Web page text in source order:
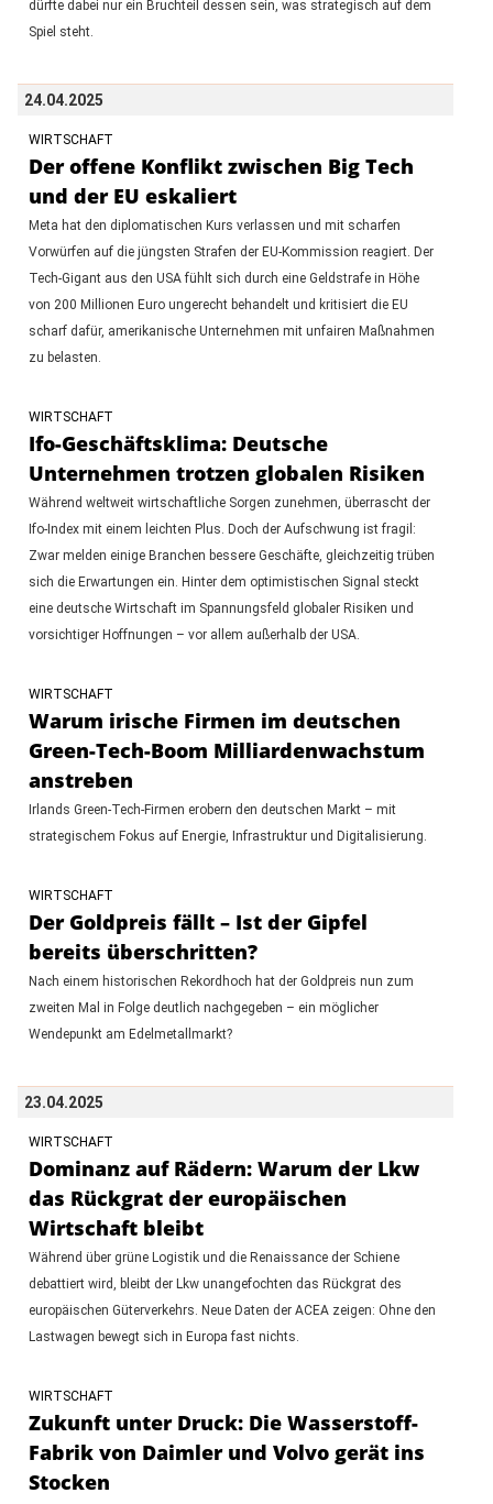
dürfte dabei nur ein Bruchteil dessen sein, was strategisch auf dem
Spiel steht.
24.04.2025
WIRTSCHAFT
Der offene Konflikt zwischen Big Tech
und der EU eskaliert
Meta hat den diplomatischen Kurs verlassen und mit scharfen
Vorwürfen auf die jüngsten Strafen der EU-Kommission reagiert. Der
Tech-Gigant aus den USA fühlt sich durch eine Geldstrafe in Höhe
von 200 Millionen Euro ungerecht behandelt und kritisiert die EU
scharf dafür, amerikanische Unternehmen mit unfairen Maßnahmen
zu belasten.
WIRTSCHAFT
Ifo-Geschäftsklima: Deutsche
Unternehmen trotzen globalen Risiken
Während weltweit wirtschaftliche Sorgen zunehmen, überrascht der
Ifo-Index mit einem leichten Plus. Doch der Aufschwung ist fragil:
Zwar melden einige Branchen bessere Geschäfte, gleichzeitig trüben
sich die Erwartungen ein. Hinter dem optimistischen Signal steckt
eine deutsche Wirtschaft im Spannungsfeld globaler Risiken und
vorsichtiger Hoffnungen – vor allem außerhalb der USA.
WIRTSCHAFT
Warum irische Firmen im deutschen
Green-Tech-Boom Milliardenwachstum
anstreben
Irlands Green-Tech-Firmen erobern den deutschen Markt – mit
strategischem Fokus auf Energie, Infrastruktur und Digitalisierung.
WIRTSCHAFT
Der Goldpreis fällt – Ist der Gipfel
bereits überschritten?
Nach einem historischen Rekordhoch hat der Goldpreis nun zum
zweiten Mal in Folge deutlich nachgegeben – ein möglicher
Wendepunkt am Edelmetallmarkt?
23.04.2025
WIRTSCHAFT
Dominanz auf Rädern: Warum der Lkw
das Rückgrat der europäischen
Wirtschaft bleibt
Während über grüne Logistik und die Renaissance der Schiene
debattiert wird, bleibt der Lkw unangefochten das Rückgrat des
europäischen Güterverkehrs. Neue Daten der ACEA zeigen: Ohne den
Lastwagen bewegt sich in Europa fast nichts.
WIRTSCHAFT
Zukunft unter Druck: Die Wasserstoff-
Fabrik von Daimler und Volvo gerät ins
Stocken